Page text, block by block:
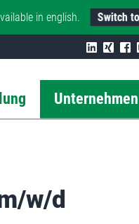
in english. Switch
Unternehmen
w/d